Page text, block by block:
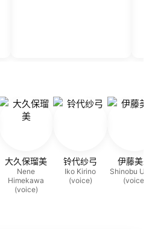
大久保瑠美
Nene
Himekawa
(voice)
铃代纱弓
Iko Kirino
(voice)
伊藤美来
Shinobu
(voice)